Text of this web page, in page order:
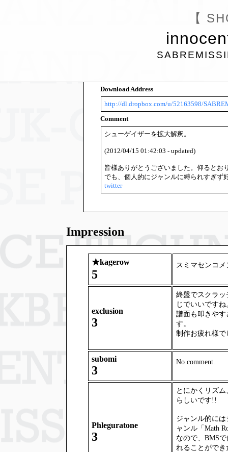
【
Download Address
http://dl.dropbox.com/u/52163598/
Comment
シューゲイザーを拡大解釈。
(2012/04/15 01:42:03 - updated)
皆様ありがとうございました。仰るとお
でも、個人的にジャンルに縛られすぎず
twitter
Impression
★kagerow
5
スミマセンコ
exclusion
3
終盤でスクラ
じでいいですね
譜面も叩きや
す。
制作お疲れ様で
subomi
3
No comment.
Phleguratone
3
とにかくリズ
らしいです!!
ジャンル的に
ャンル「Math
なので、BMS
れることがで